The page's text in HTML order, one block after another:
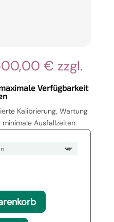
€
650,00 €
bis
zzgl.
Verfügbarkeit
Kalibrierung, Wartung
Ausfallzeiten.